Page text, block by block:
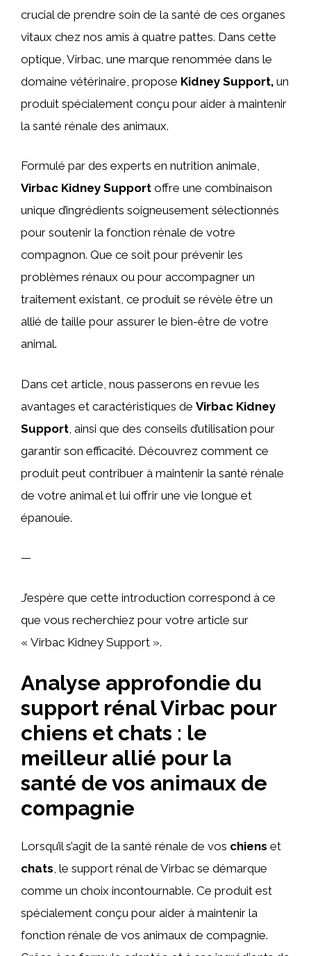
crucial de prendre soin de la santé de ces organes
vitaux chez nos amis à quatre pattes. Dans cette
optique, Virbac, une marque renommée dans le
domaine vétérinaire, propose Kidney Support, un
produit spécialement conçu pour aider à maintenir
la santé rénale des animaux.
Formulé par des experts en nutrition animale,
Virbac Kidney Support offre une combinaison
unique d’ingrédients soigneusement sélectionnés
pour soutenir la fonction rénale de votre
compagnon. Que ce soit pour prévenir les
problèmes rénaux ou pour accompagner un
traitement existant, ce produit se révèle être un
allié de taille pour assurer le bien-être de votre
animal.
Dans cet article, nous passerons en revue les
avantages et caractéristiques de Virbac Kidney
Support , ainsi que des conseils d’utilisation pour
garantir son efficacité. Découvrez comment ce
produit peut contribuer à maintenir la santé rénale
de votre animal et lui offrir une vie longue et
épanouie.
—
J’espère que cette introduction correspond à ce
que vous recherchiez pour votre article sur
« Virbac Kidney Support ».
Analyse approfondie du
support rénal Virbac pour
chiens et chats : le
meilleur allié pour la
santé de vos animaux de
compagnie
Lorsqu’il s’agit de la santé rénale de vos chiens et
chats, le support rénal de Virbac se démarque
comme un choix incontournable. Ce produit est
spécialement conçu pour aider à maintenir la
fonction rénale de vos animaux de compagnie.